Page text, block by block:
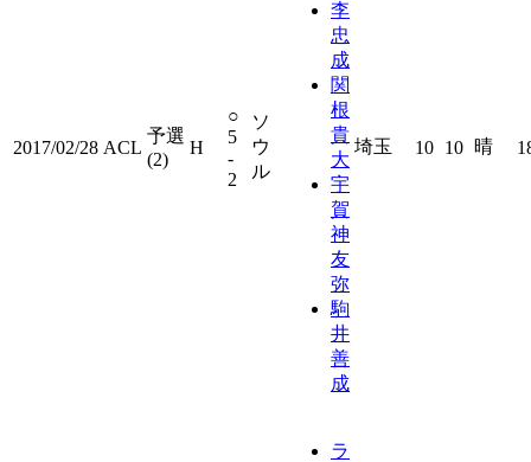
2017/02/28 ACL
予選
(2)
H
○
5
-
2
ソ
ウ
ル
李
忠
成
関
根
貴
大
宇
賀
神
友
弥
駒
井
善
成
埼玉 10 10 晴
ラ